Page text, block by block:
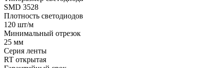
SMD 3528
Плотность светодиодов
120 шт/м
Минимальный отрезок
25 мм
Серия ленты
RT открытая